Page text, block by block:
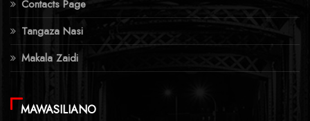
Contacts Page
Tangaza Nasi
Makala Zaidi
MAWASILIANO